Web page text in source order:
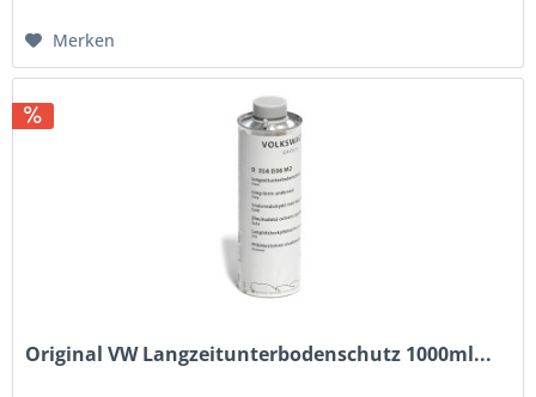
Merken
Original VW Langzeitunterbodenschutz 1000ml...